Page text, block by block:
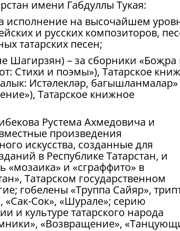
имени Габдуллы Тукая:
исполнение на высочайшем
и русских композиторов,
татарских песен;
Шагирзян) – за сборники «Боҗра
Стихи и поэмы»), Татарское
Истәлекләр, багышланмалар»
Татарское книжное
Рустема Ахмедовича и
произведения
искусства, созданные для
в Республике Татарстан, и
и «сграффито» в
Татарском государственном
гобелены «Труппа Сайяр»,
«Сак-Сок», «Шурале»; серию
и культуре татарского народа
«Возвращение»,